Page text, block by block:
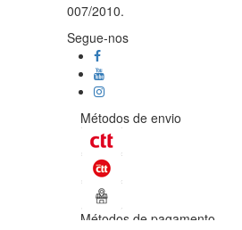
007/2010.
Segue-nos
Métodos de envio
Métodos de pagamento